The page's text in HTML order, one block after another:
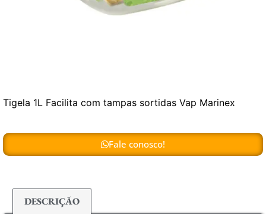
Tigela 1L Facilita com tampas sortidas Vap Marinex
Fale conosco!
DESCRIÇÃO